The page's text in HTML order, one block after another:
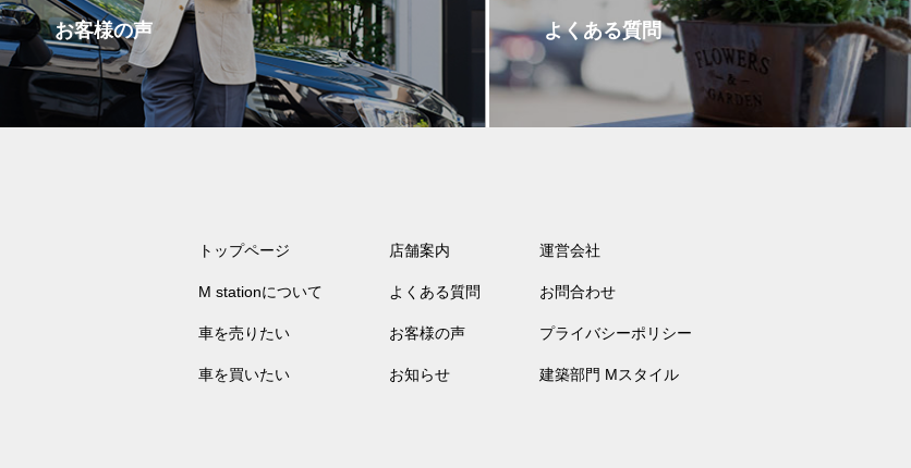
お客様の声 よくある質問
トップページ
M stationについて
車を売りたい
車を買いたい
店舗案内
よくある質問
お客様の声
お知らせ
運営会社
お問合わせ
プライバシーポリシー
建築部門 Mスタイル